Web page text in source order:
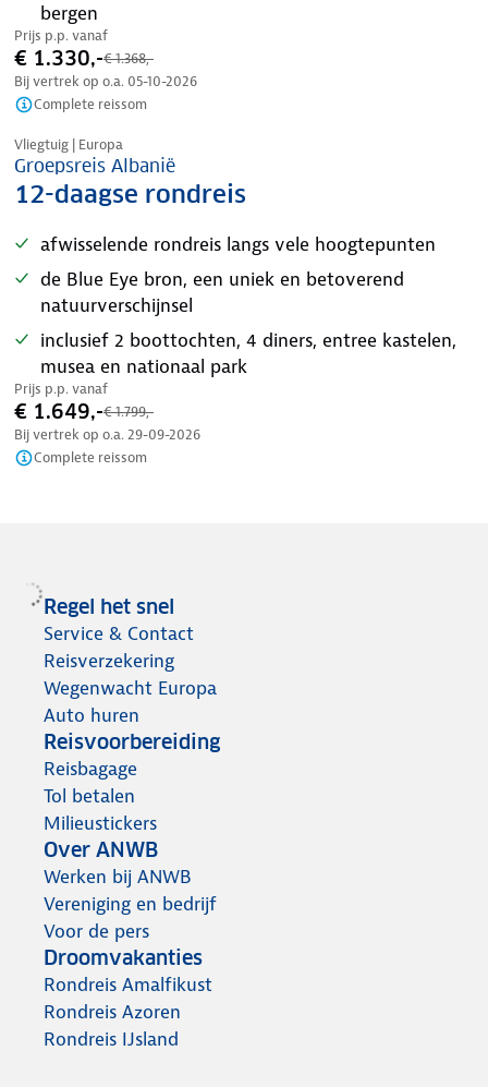
bergen
Prijs p.p. vanaf
€ 1.330,-€ 1.368,-
Bij vertrek op o.a. 05-10-2026
Complete reissom
Tijdelijk in prijs verlaagd
Vliegtuig | Europa
Groepsreis Albanië
12-daagse rondreis
afwisselende rondreis langs vele hoogtepunten
de Blue Eye bron, een uniek en betoverend
natuurverschijnsel
inclusief 2 boottochten, 4 diners, entree kastelen,
musea en nationaal park
Prijs p.p. vanaf
€ 1.649,-€ 1.799,-
Bij vertrek op o.a. 29-09-2026
Complete reissom
Regel het snel
Service & Contact
Reisverzekering
Wegenwacht Europa
Auto huren
Reisvoorbereiding
Reisbagage
Tol betalen
Milieustickers
Over ANWB
Werken bij ANWB
Vereniging en bedrijf
Voor de pers
Droomvakanties
Rondreis Amalfikust
Rondreis Azoren
Rondreis IJsland